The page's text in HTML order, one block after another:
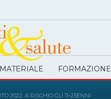
FORMAZIONE
2022. A RISCHIO GLI 11-25ENNI